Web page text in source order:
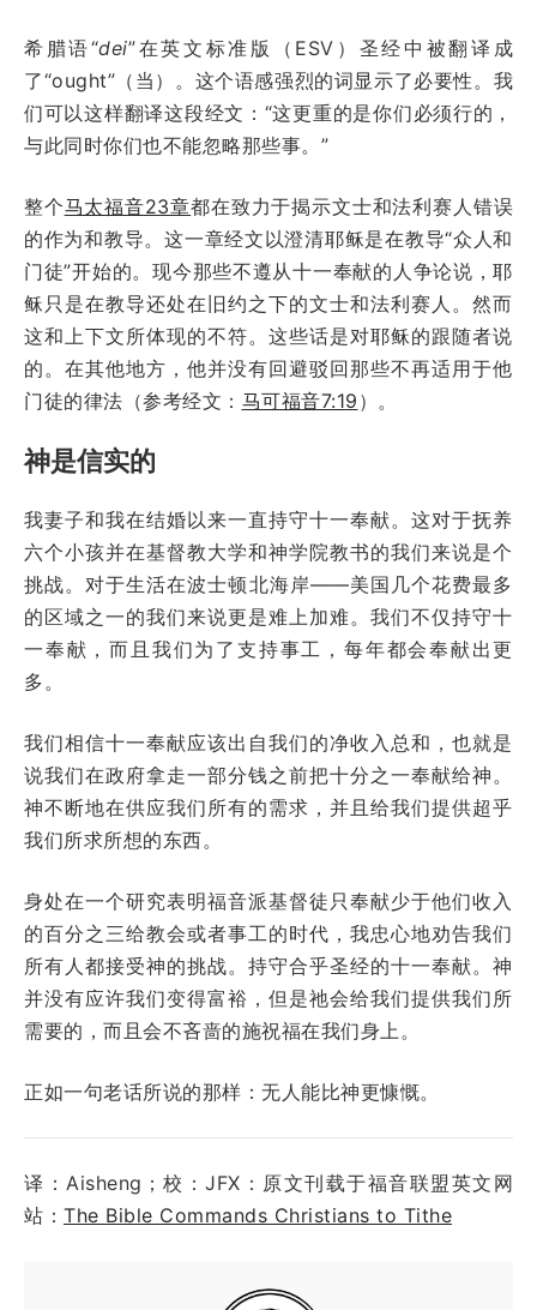
希腊语“dei”在英文标准版（ESV）圣经中被翻译成
了“ought”（当）。这个语感强烈的词显示了必要性。我
们可以这样翻译这段经文：“这更重的是你们必须行的，
与此同时你们也不能忽略那些事。”
整个马太福音23章都在致力于揭示文士和法利赛人错误
的作为和教导。这一章经文以澄清耶稣是在教导“众人和
门徒”开始的。现今那些不遵从十一奉献的人争论说，耶
稣只是在教导还处在旧约之下的文士和法利赛人。然而
这和上下文所体现的不符。这些话是对耶稣的跟随者说
的。在其他地方，他并没有回避驳回那些不再适用于他
门徒的律法（参考经文： 马可福音7:19 ）。
神是信实的
我妻子和我在结婚以来一直持守十一奉献。这对于抚养
六个小孩并在基督教大学和神学院教书的我们来说是个
挑战。对于生活在波士顿北海岸——美国几个花费最多
的区域之一的我们来说更是难上加难。我们不仅持守十
一奉献，而且我们为了支持事工，每年都会奉献出更
多。
我们相信十一奉献应该出自我们的净收入总和，也就是
说我们在政府拿走一部分钱之前把十分之一奉献给神。
神不断地在供应我们所有的需求，并且给我们提供超乎
我们所求所想的东西。
身处在一个研究表明福音派基督徒只奉献少于他们收入
的百分之三给教会或者事工的时代，我忠心地劝告我们
所有人都接受神的挑战。持守合乎圣经的十一奉献。神
并没有应许我们变得富裕，但是祂会给我们提供我们所
需要的，而且会不吝啬的施祝福在我们身上。
正如一句老话所说的那样：无人能比神更慷慨。
译：Aisheng；校：JFX：原文刊载于福音联盟英文网
站： The Bible Commands Christians to Tithe